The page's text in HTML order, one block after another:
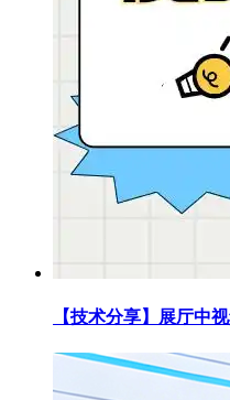
【技术分享】展厅中